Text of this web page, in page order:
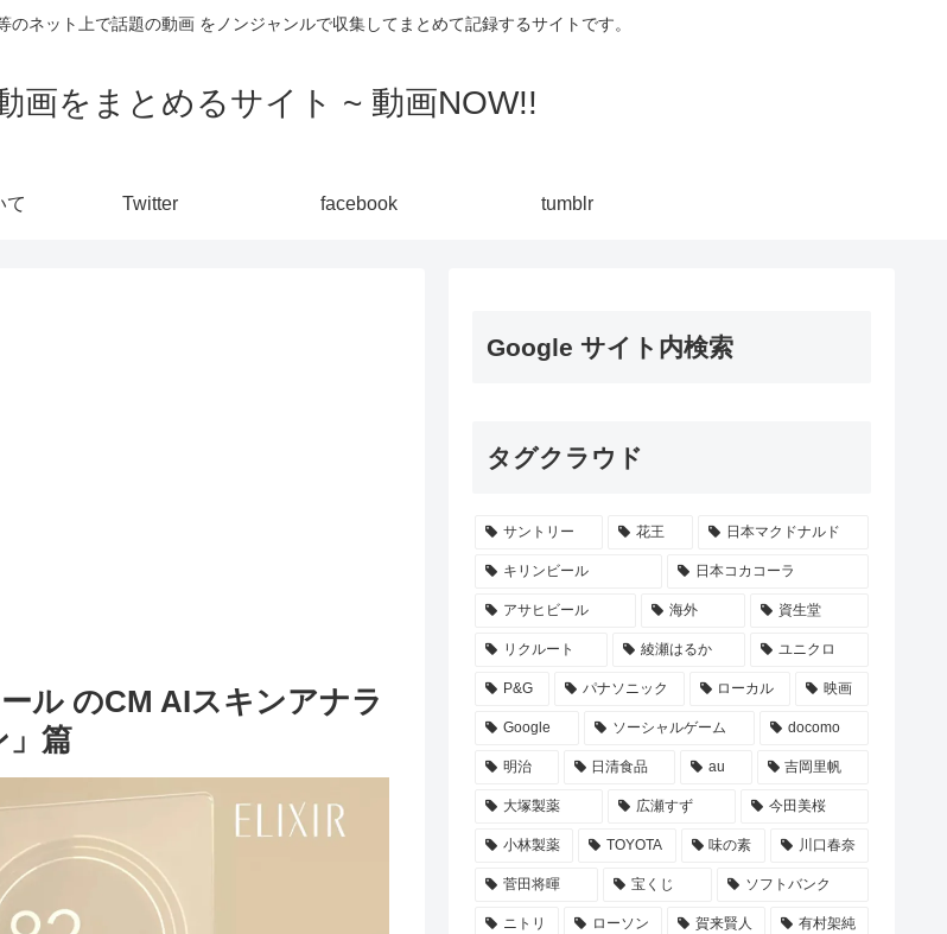
ネット上で話題の動画 をノンジャンルで収集してまとめて記録するサイトです。
画をまとめるサイト ~ 動画NOW!!
て Twitter facebook tumblr
ル のCM AIスキンアナラ
」篇
Google サイト内検索
タグクラウド
サントリー 花王 日本マクドナルド
キリンビール 日本コカコーラ
アサヒビール 海外 資生堂
リクルート 綾瀬はるか ユニクロ
P&G パナソニック ローカル 映画
Google ソーシャルゲーム docomo
明治 日清食品 au 吉岡里帆
大塚製薬 広瀬すず 今田美桜
小林製薬 TOYOTA 味の素 川口春奈
菅田将暉 宝くじ ソフトバンク
ニトリ ローソン 賀来賢人 有村架純